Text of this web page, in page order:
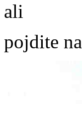
ali
pojdite na